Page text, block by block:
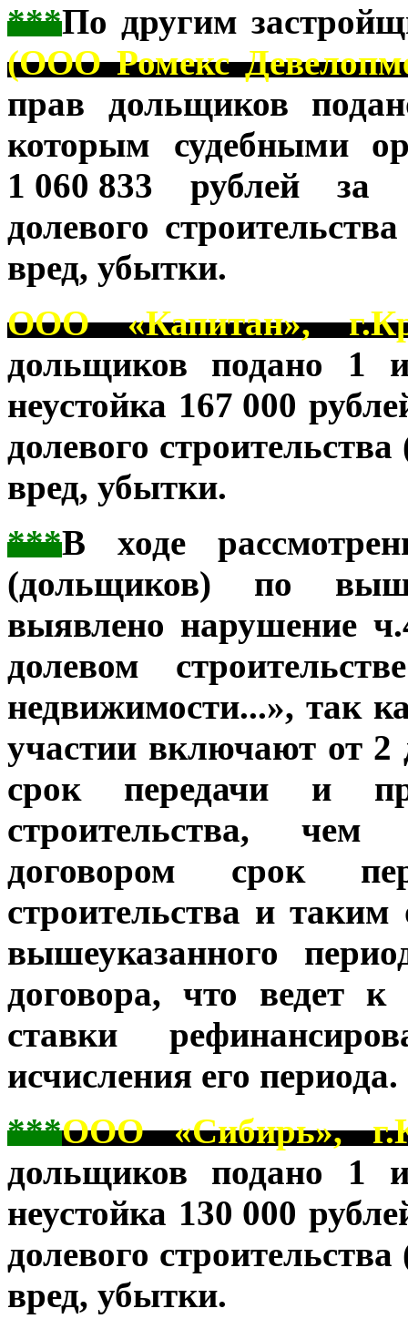
***По другим
(ООО Ромекс
прав дольщиков
которым судебными
1 060 833 рублей за
долевого
вред, убытки.
ООО «Капитан»,
дольщиков подано 1
неустойка 167 000
долевого
вред, убытки.
***В ходе
(дольщиков) по
выявлено нарушение
долевом
недвижимости...», так
участии включают от 2
срок передачи и
строительства, чем
договором срок
строительства и
вышеуказанного
договора, что ведет
ставки
исчисления его периода.
***ООО «Сибирь»,
дольщиков подано 1
неустойка 130 000
долевого
вред, убытки.